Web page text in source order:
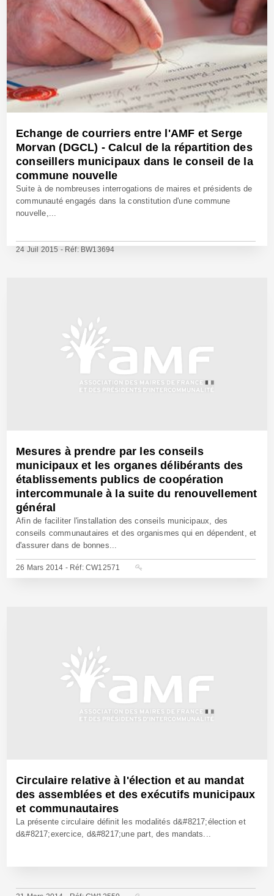
Echange de courriers entre l'AMF et Serge
Morvan (DGCL) - Calcul de la répartition des
conseillers municipaux dans le conseil de la
commune nouvelle
Suite à de nombreuses interrogations de maires et présidents de
communauté engagés dans la constitution d'une commune
nouvelle,...
24 Juil 2015 - Réf: BW13694
Mesures à prendre par les conseils
municipaux et les organes délibérants des
établissements publics de coopération
intercommunale à la suite du renouvellement
général
Afin de faciliter l'installation des conseils municipaux, des
conseils communautaires et des organismes qui en dépendent, et
d'assurer dans de bonnes...
26 Mars 2014 - Réf: CW12571
Circulaire relative à l'élection et au mandat
des assemblées et des exécutifs municipaux
et communautaires
La présente circulaire définit les modalités d&#8217;élection et
d&#8217;exercice, d&#8217;une part, des mandats...